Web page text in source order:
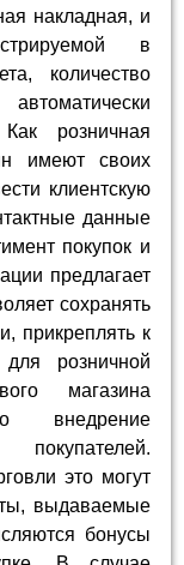
накладная, и
в
количество
розничная
имеют своих
клиентскую
данные
покупок и
предлагает
сохранять
прикреплять к
розничной
магазина
внедрение
это могут
выдаваемые
бонусы